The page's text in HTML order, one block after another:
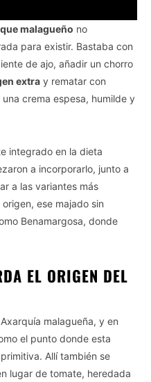
malagueño no
para existir. Bastaba con
de ajo, añadir un chorro
extra y rematar con
crema espesa, humilde y
integrado en la dieta
a incorporarlo, junto a
a las variantes más
ese majado sin
Benamargosa, donde
EL ORIGEN DEL
malagueña, y en
el punto donde esta
Allí también se
lugar de tomate, heredada